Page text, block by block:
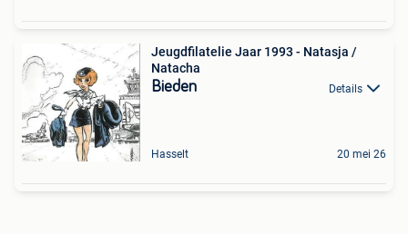
Jeugdfilatelie Jaar 1993 - Natasja /
Natacha
Bieden Details
Hasselt 20 mei 26